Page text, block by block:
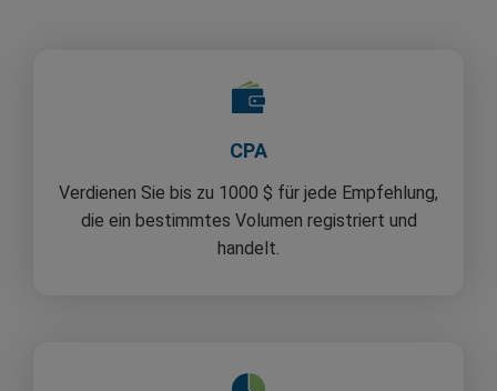
CPA
Verdienen Sie bis zu 1000 $ für jede Empfehlung,
die ein bestimmtes Volumen registriert und
handelt.